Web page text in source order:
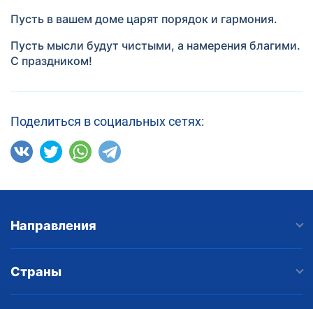
Пусть в вашем доме царят порядок и гармония.
Пусть мысли будут чистыми, а намерения благими.
С праздником!
Поделиться в социальных сетях:
Направления
Страны